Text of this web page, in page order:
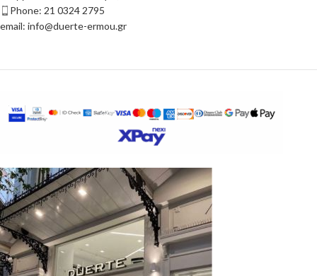
Phone: 21 0324 2795
email: info@duerte-ermou.gr